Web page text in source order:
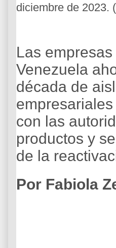
diciembre de 2023.
Las
Venezuela
década de
con las
productos y
de la
Por Fabiola